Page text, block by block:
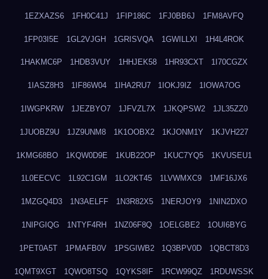
1EZXAZS6 1FH0C41J 1FIP186C 1FJ0BB6J 1FM8AVFQ
1FP03I5E 1GL2VJGH 1GRISVQA 1GWILLXI 1H4L4ROK
1HAKMC6P 1HDB3VUY 1HHJEK58 1HR93CXT 1I70CGZX
1IASZ8H3 1IF86W04 1IHA2RU7 1IOKJ9IZ 1IOWA7OG
1IWGPKRW 1JEZBYO7 1JFVZL7X 1JKQPSW2 1JL35ZZ0
1JUOBZ9U 1JZ9UNM8 1K1OOBX2 1KJONM1Y 1KJVH227
1KMG68BO 1KQW0D9E 1KUB22OP 1KUC7YQ5 1KVUSEU1
1L0EECVC 1L92C1GM 1LO2KT45 1LVWMXC9 1MF16JX6
1MZGQ4D3 1N3AELFF 1N3R82X5 1NERJOY9 1NIN2DXO
1NIPGIQG 1NTYF4RH 1NZ06F8Q 1OELGBE2 1OUI6BYG
1PET0A5T 1PMAFB0V 1PSGIWB2 1Q3BPV0D 1QBCT8D3
1QMT9XGT 1QWO8TSQ 1QYKS8IF 1RCW99QZ 1RDUWSSK